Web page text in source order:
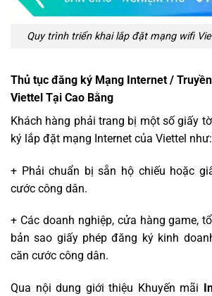
Quy trình triển khai lắp đặt mạng wifi
Thủ tục đăng ký Mạng Internet /
Viettel Tại Cao Bằng
Khách hàng phải trang bị một số giấy
ký lắp đặt mạng Internet của Viettel như:
+ Phải chuẩn bị sẵn hộ chiếu hoặc
cước công dân.
+ Các doanh nghiệp, cửa hàng game,
bản sao giấy phép đăng ký kinh
căn cước công dân.
Qua nội dung giới thiệu Khuyến mãi